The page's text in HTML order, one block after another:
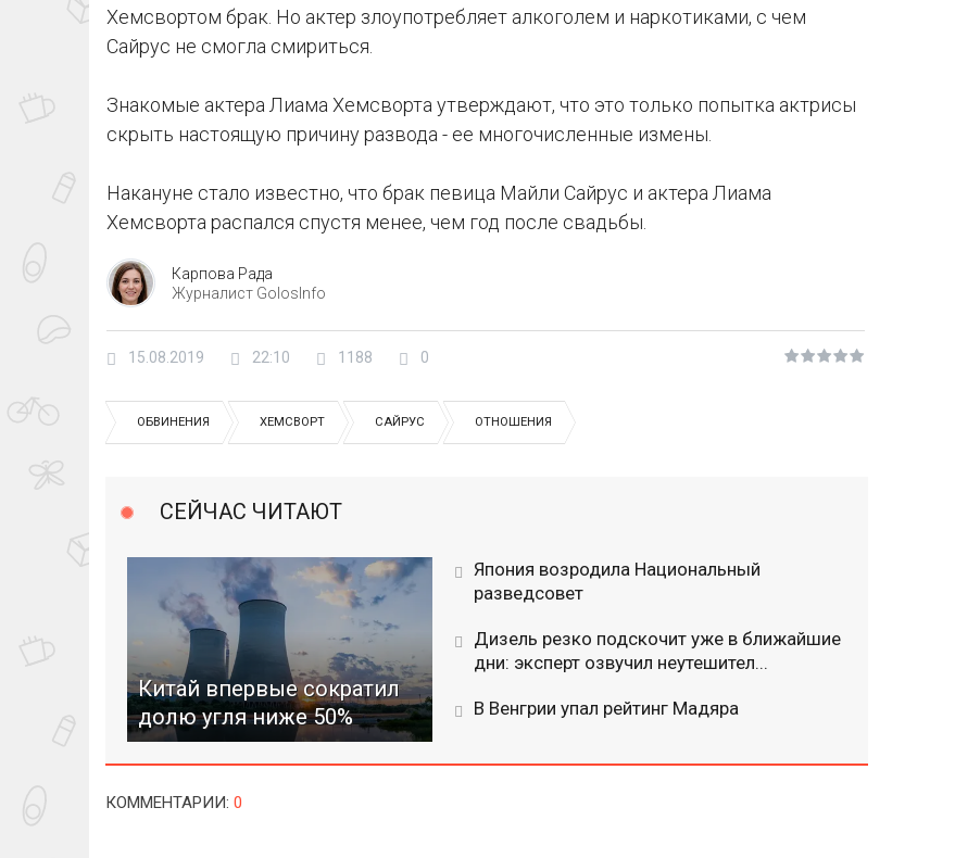
Хемсвортом брак. Но актер злоупотребляет алкоголем и наркотиками, с чем
Сайрус не смогла смириться.
Знакомые актера Лиама Хемсворта утверждают, что это только попытка актрисы
скрыть настоящую причину развода - ее многочисленные измены.
Накануне стало известно, что брак певица Майли Сайрус и актера Лиама
Хемсворта распался спустя менее, чем год после свадьбы.
Карпова Рада
Журналист GolosInfo
15.08.2019 22:10 1188 0
ОБВИНЕНИЯ ХЕМСВОРТ САЙРУС ОТНОШЕНИЯ
СЕЙЧАС ЧИТАЮТ
Китай впервые сократил
долю угля ниже 50%
Япония возродила Национальный
разведсовет
Дизель резко подскочит уже в ближайшие
дни: эксперт озвучил неутешител...
В Венгрии упал рейтинг Мадяра
КОММЕНТАРИИ: 0